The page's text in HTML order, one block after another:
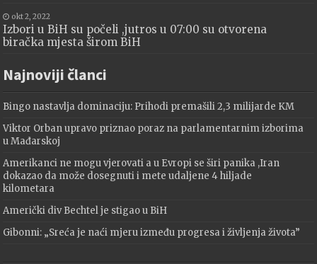
okt 2, 2022
Izbori u BiH su počeli ,jutros u 07:00 su otvorena
biračka mjesta širom BiH
Najnoviji članci
Bingo nastavlja dominaciju: Prihodi premašili 2,3 milijarde KM
Viktor Orban upravo priznao poraz na parlamentarnim izborima
u Mađarskoj
Amerikanci ne mogu vjerovati a u Evropi se širi panika ,Iran
dokazao da može dosegnuti i mete udaljene 4 hiljade
kilometara
Američki div Bechtel je stigao u BiH
Gibonni: „Sreća je naći mjeru između progresa i življenja života”